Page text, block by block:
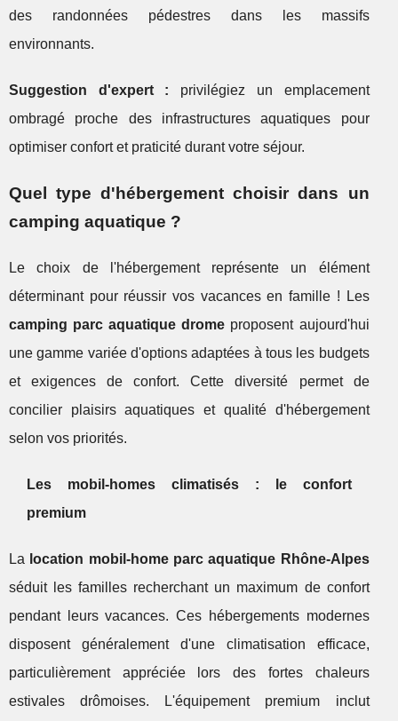
des randonnées pédestres dans les massifs
environnants.
Suggestion d'expert : privilégiez un emplacement
ombragé proche des infrastructures aquatiques pour
optimiser confort et praticité durant votre séjour.
Quel type d'hébergement choisir dans un
camping aquatique ?
Le choix de l'hébergement représente un élément
déterminant pour réussir vos vacances en famille ! Les
camping parc aquatique drome proposent aujourd'hui
une gamme variée d'options adaptées à tous les budgets
et exigences de confort. Cette diversité permet de
concilier plaisirs aquatiques et qualité d'hébergement
selon vos priorités.
Les mobil-homes climatisés : le confort
premium
La location mobil-home parc aquatique Rhône-Alpes
séduit les familles recherchant un maximum de confort
pendant leurs vacances. Ces hébergements modernes
disposent généralement d'une climatisation efficace,
particulièrement appréciée lors des fortes chaleurs
estivales drômoises. L'équipement premium inclut